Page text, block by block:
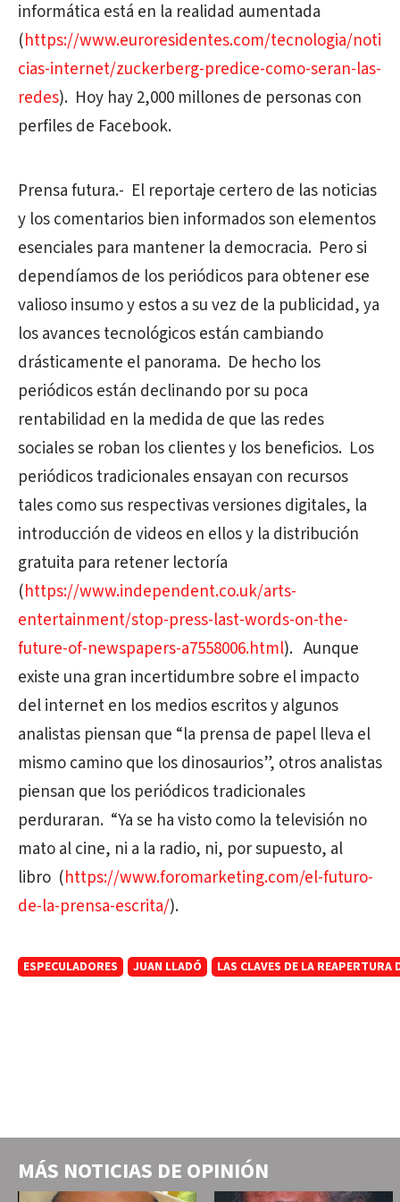
informática está en la realidad aumentada
(https://www.euroresidentes.com/tecnologia/noti
cias-internet/zuckerberg-predice-como-seran-las-
redes). Hoy hay 2,000 millones de personas con
perfiles de Facebook.
Prensa futura.- El reportaje certero de las noticias
y los comentarios bien informados son elementos
esenciales para mantener la democracia. Pero si
dependíamos de los periódicos para obtener ese
valioso insumo y estos a su vez de la publicidad, ya
los avances tecnológicos están cambiando
drásticamente el panorama. De hecho los
periódicos están declinando por su poca
rentabilidad en la medida de que las redes
sociales se roban los clientes y los beneficios. Los
periódicos tradicionales ensayan con recursos
tales como sus respectivas versiones digitales, la
introducción de videos en ellos y la distribución
gratuita para retener lectoría
(https://www.independent.co.uk/arts-
entertainment/stop-press-last-words-on-the-
future-of-newspapers-a7558006.html). Aunque
existe una gran incertidumbre sobre el impacto
del internet en los medios escritos y algunos
analistas piensan que “la prensa de papel lleva el
mismo camino que los dinosaurios”, otros analistas
piensan que los periódicos tradicionales
perduraran. “Ya se ha visto como la televisión no
mato al cine, ni a la radio, ni, por supuesto, al
libro (https://www.foromarketing.com/el-futuro-
de-la-prensa-escrita/).
ESPECULADORES JUAN LLADÓ LAS CLAVES DE LA REAPERTURA
MÁS NOTICIAS DE OPINIÓN